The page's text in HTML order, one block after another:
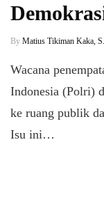
By Matius Tikiman Kaka,
Wacana
Indonesia (Polri)
ke ruang publik
Isu ini…